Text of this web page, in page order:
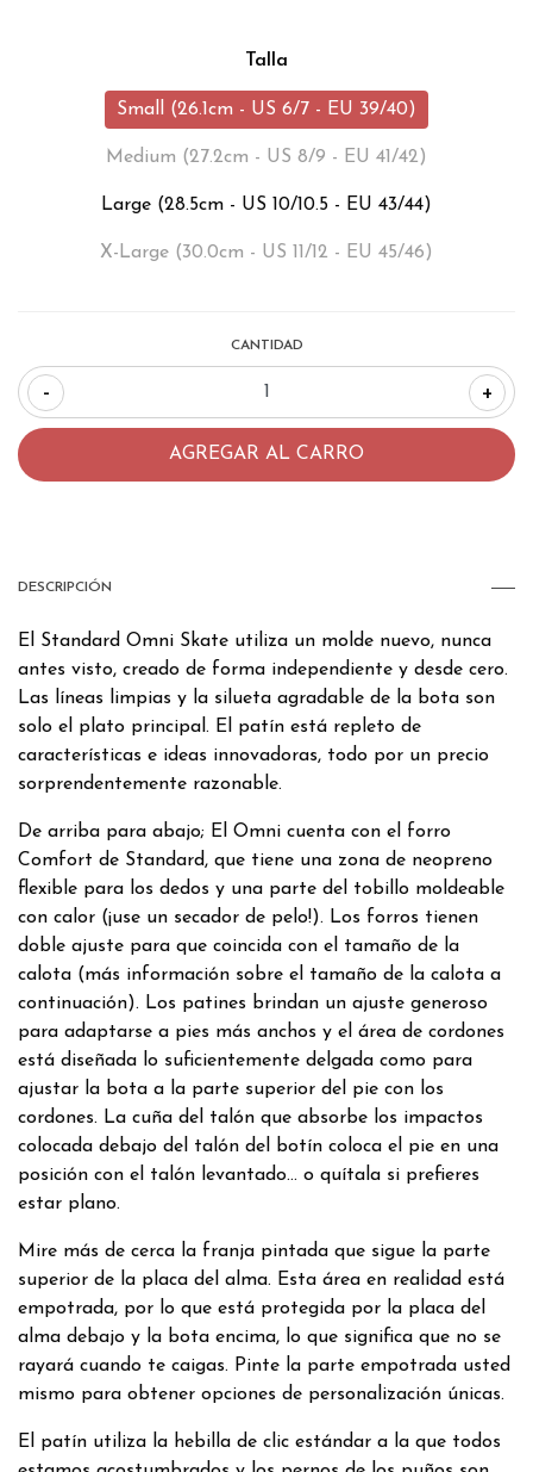
Talla
Small (26.1cm - US 6/7 - EU 39/40)
Medium (27.2cm - US 8/9 - EU 41/42)
Large (28.5cm - US 10/10.5 - EU 43/44)
X-Large (30.0cm - US 11/12 - EU 45/46)
CANTIDAD
- +
DESCRIPCIÓN
El Standard Omni Skate utiliza un molde nuevo, nunca
antes visto, creado de forma independiente y desde cero.
Las líneas limpias y la silueta agradable de la bota son
solo el plato principal. El patín está repleto de
características e ideas innovadoras, todo por un precio
sorprendentemente razonable.
De arriba para abajo; El Omni cuenta con el forro
Comfort de Standard, que tiene una zona de neopreno
flexible para los dedos y una parte del tobillo moldeable
con calor (¡use un secador de pelo!). Los forros tienen
doble ajuste para que coincida con el tamaño de la
calota (más información sobre el tamaño de la calota a
continuación). Los patines brindan un ajuste generoso
para adaptarse a pies más anchos y el área de cordones
está diseñada lo suficientemente delgada como para
ajustar la bota a la parte superior del pie con los
cordones. La cuña del talón que absorbe los impactos
colocada debajo del talón del botín coloca el pie en una
posición con el talón levantado... o quítala si prefieres
estar plano.
Mire más de cerca la franja pintada que sigue la parte
superior de la placa del alma. Esta área en realidad está
empotrada, por lo que está protegida por la placa del
alma debajo y la bota encima, lo que significa que no se
rayará cuando te caigas. Pinte la parte empotrada usted
mismo para obtener opciones de personalización únicas.
El patín utiliza la hebilla de clic estándar a la que todos